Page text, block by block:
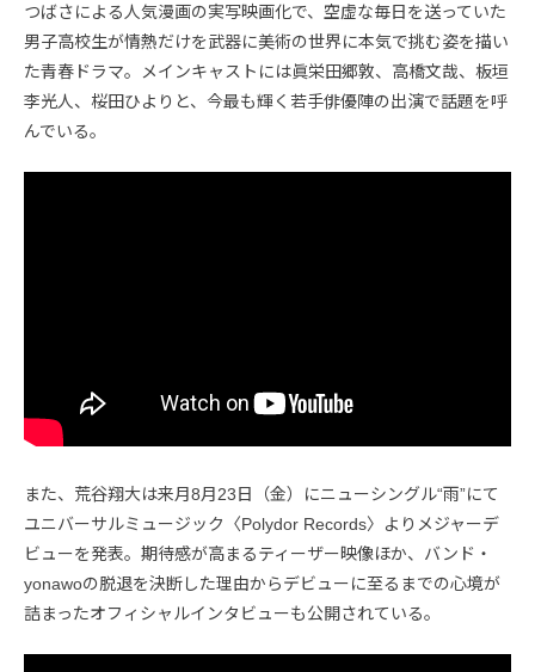
つばさによる人気漫画の実写映画化で、空虚な毎日を送っていた
男子高校生が情熱だけを武器に美術の世界に本気で挑む姿を描い
た青春ドラマ。メインキャストには眞栄田郷敦、高橋文哉、板垣
李光人、桜田ひよりと、今最も輝く若手俳優陣の出演で話題を呼
んでいる。
また、荒谷翔大は来月8月23日（金）にニューシングル“雨”にて
ユニバーサルミュージック〈Polydor Records〉よりメジャーデ
ビューを発表。期待感が高まるティーザー映像ほか、バンド・
yonawoの脱退を決断した理由からデビューに至るまでの心境が
詰まったオフィシャルインタビューも公開されている。